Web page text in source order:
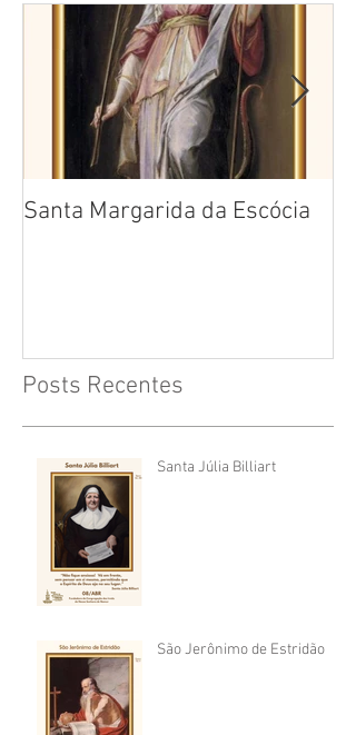
Santa Margarida da Escócia
Posts Recentes
Santa Júlia Billiart
São Jerônimo de Estridão